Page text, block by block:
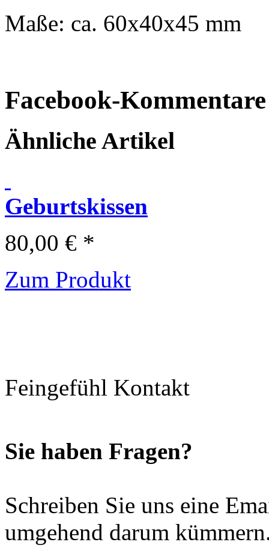
Maße: ca. 60x40x45 mm
Facebook-Kommentare
Ähnliche Artikel
Geburtskissen
80,00 € *
Zum Produkt
Feingefühl Kontakt
Sie haben Fragen?
Schreiben Sie uns eine
umgehend darum